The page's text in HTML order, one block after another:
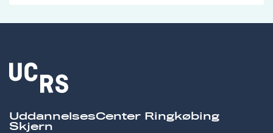
UddannelsesCenter Ringkøbing
Skjern